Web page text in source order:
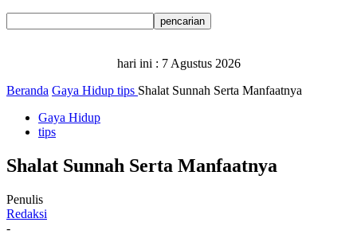
hari ini : 7 Agustus 2026
Beranda Gaya Hidup tips Shalat Sunnah Serta Manfaatnya
Gaya Hidup
tips
Shalat Sunnah Serta Manfaatnya
Penulis
Redaksi
-